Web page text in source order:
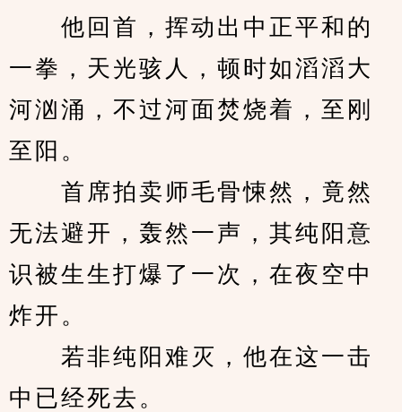
他回首，挥动出中正平和的
一拳，天光骇人，顿时如滔滔大
河汹涌，不过河面焚烧着，至刚
至阳。
首席拍卖师毛骨悚然，竟然
无法避开，轰然一声，其纯阳意
识被生生打爆了一次，在夜空中
炸开。
若非纯阳难灭，他在这一击
中已经死去。